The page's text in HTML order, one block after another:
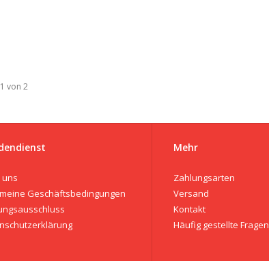
von 2
uns
Geschäftsbedingungen
Mehr
Zahlungsarten
Versand
Kontakt
Häufig gestellte Fragen